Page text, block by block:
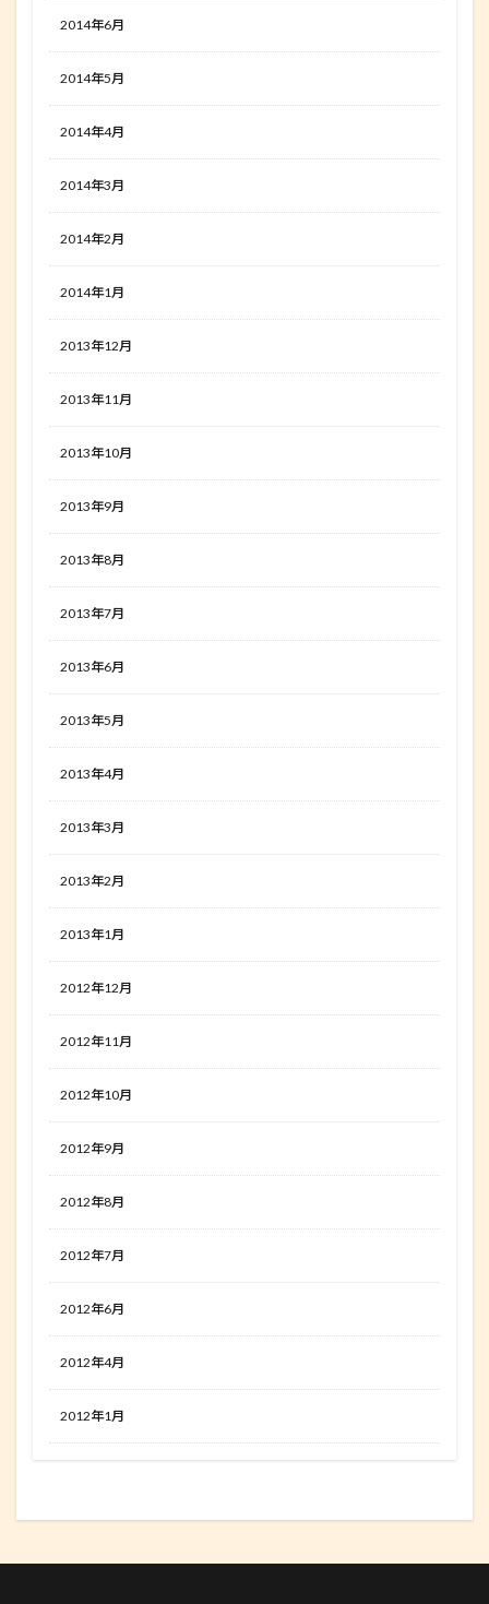
2014年6月
2014年5月
2014年4月
2014年3月
2014年2月
2014年1月
2013年12月
2013年11月
2013年10月
2013年9月
2013年8月
2013年7月
2013年6月
2013年5月
2013年4月
2013年3月
2013年2月
2013年1月
2012年12月
2012年11月
2012年10月
2012年9月
2012年8月
2012年7月
2012年6月
2012年4月
2012年1月